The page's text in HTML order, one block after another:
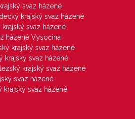
svaz házené
krajský svaz házené
krajský svaz házené
házené Vysočina
krajský svaz házené
krajský svaz házené
krajský svaz házené
svaz házené
krajský svaz házené